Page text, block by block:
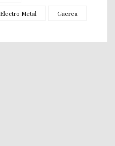
Electro Metal Gaerea